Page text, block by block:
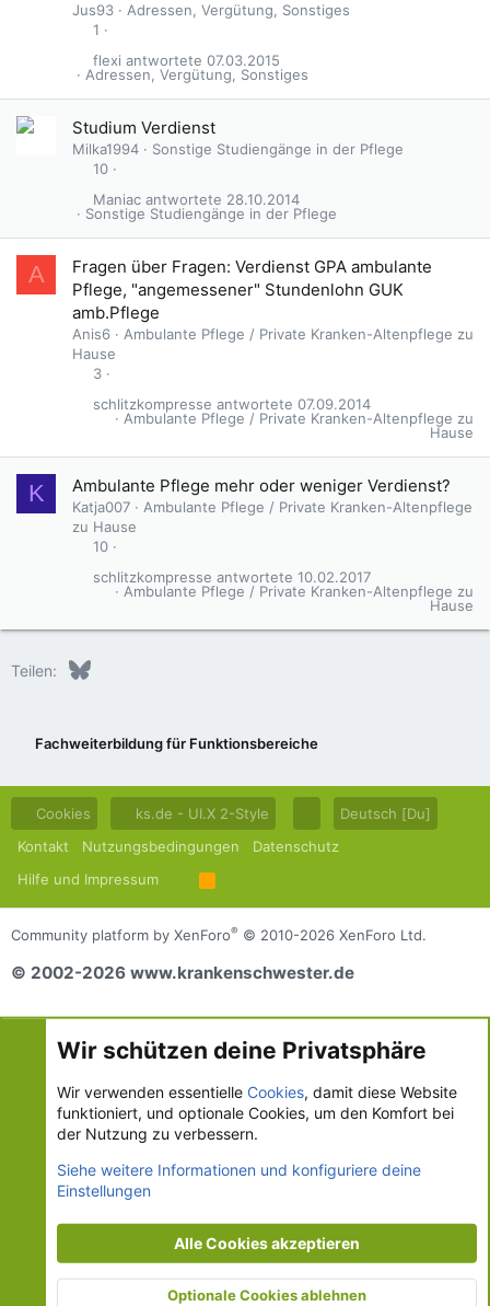
Jus93
Adressen, Vergütung, Sonstiges
1
Adressen, Vergütung, Sonstiges
07.03.2015
flexi
Studium Verdienst
Milka1994
Sonstige Studiengänge in der Pflege
10
Sonstige Studiengänge in der Pflege
28.10.2014
Maniac
A
Fragen über Fragen: Verdienst GPA ambulante
Pflege, "angemessener" Stundenlohn GUK
amb.Pflege
Anis6
Ambulante Pflege / Private Kranken-Altenpflege zu
Hause
3
Ambulante Pflege / Private Kranken-Altenpflege zu
Hause
07.09.2014
schlitzkompresse
K Ambulante Pflege mehr oder weniger Verdienst?
Katja007
Ambulante Pflege / Private Kranken-Altenpflege
zu Hause
10
Ambulante Pflege / Private Kranken-Altenpflege zu
Hause
10.02.2017
schlitzkompresse
Teilen: Bluesky
Fachweiterbildung für Funktionsbereiche
Cookies ks.de - UI.X 2-Style
Deutsch [Du]
Kontakt
Nutzungsbedingungen
Datenschutz
Hilfe und Impressum
R
S
S
Community platform by XenForo® © 2010-2026 XenForo Ltd.
© 2002-2026 www.krankenschwester.de
Wir schützen deine Privatsphäre
Wir verwenden essentielle Cookies, damit diese Website
funktioniert, und optionale Cookies, um den Komfort bei
der Nutzung zu verbessern.
Siehe weitere Informationen und konfiguriere deine
Einstellungen
Alle Cookies akzeptieren
Optionale Cookies ablehnen